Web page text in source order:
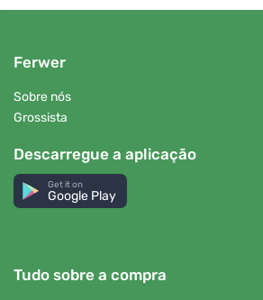
Ferwer
Sobre nós
Grossista
Descarregue a aplicação
Get it on
Google Play
Tudo sobre a compra